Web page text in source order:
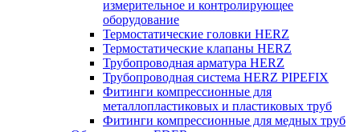
измерительное и контролирующее
оборудование
Термостатические головки HERZ
Термостатические клапаны HERZ
Трубопроводная арматура HERZ
Трубопроводная система HERZ PIPEFIX
Фитинги компрессионные для
металлопластиковых и пластиковых труб
Фитинги компрессионные для медных труб